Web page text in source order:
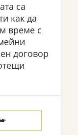
са
как да
време с
договор